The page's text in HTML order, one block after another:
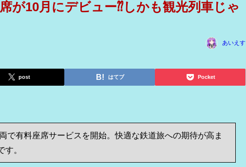
が10月にデビュー⁇しかも観光列車じゃ
あいえす
post はてブ Pocket
で有料座席サービスを開始。快適な鉄道旅への期待が高ま
す。